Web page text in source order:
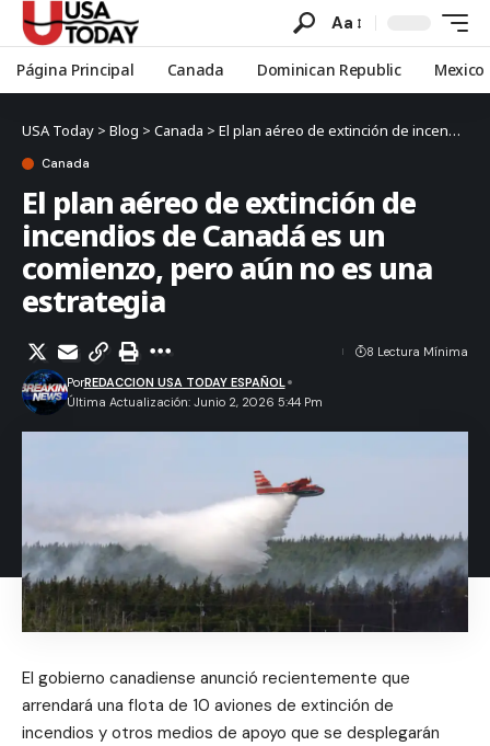
Aa
Página Principal Canada Dominican Republic Mexico
USA Today > Blog > Canada > El plan aéreo de extinción de incendios de Canadá es un comienzo, pero aún no es una estrategia
Canada
El plan aéreo de extinción de
incendios de Canadá es un
comienzo, pero aún no es una
estrategia
Última Actualización: Junio 2, 2026 5:44 Pm
PorREDACCION USA TODAY ESPAÑOL
8 Lectura Mínima
El gobierno canadiense anunció recientemente que
arrendará una flota de 10 aviones de extinción de
incendios y otros medios de apoyo que se desplegarán